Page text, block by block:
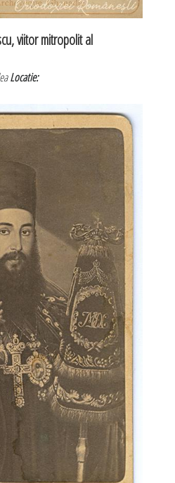
viitor mitropolit al
Locatie: